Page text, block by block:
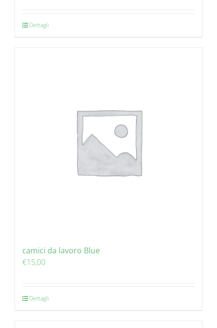
Dettagli
camici da lavoro Blue
€15,00
Dettagli